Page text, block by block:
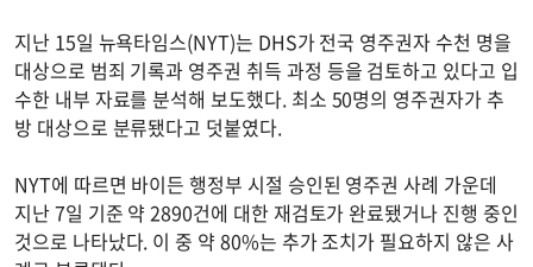
지난 15일 뉴욕타임스(NYT)는 DHS가 전국 영주권자 수천 명을
대상으로 범죄 기록과 영주권 취득 과정 등을 검토하고 있다고 입
수한 내부 자료를 분석해 보도했다. 최소 50명의 영주권자가 추
방 대상으로 분류됐다고 덧붙였다.
NYT에 따르면 바이든 행정부 시절 승인된 영주권 사례 가운데
지난 7일 기준 약 2890건에 대한 재검토가 완료됐거나 진행 중인
것으로 나타났다. 이 중 약 80%는 추가 조치가 필요하지 않은 사